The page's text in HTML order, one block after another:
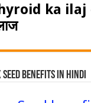
ka ilaj -
Seed Benefits in hindi